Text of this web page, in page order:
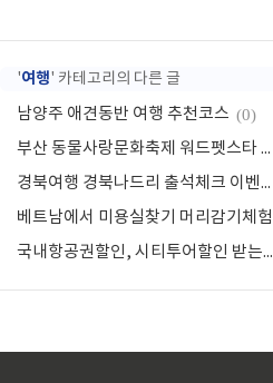
'여행' 카테고리의 다른 글
남양주 애견동반 여행 추천코스 (0)
부산 동물사랑문화축제 워드펫스타 축제행사 안내
경북여행 경북나드리 출석체크 이벤트 참여방법
베트남에서 미용실찾기 머리감기체험
국내항공권할인, 시티투어할인 받는 방법